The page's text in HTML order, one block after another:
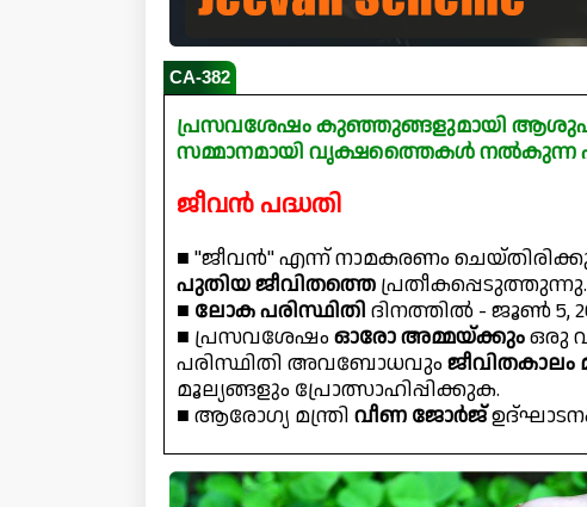
CA-382
പ്രസവശേഷം കുഞ്ഞുങ്ങളുമായി
സമ്മാനമായി വൃക്ഷത്തൈകൾ നൽകുന്ന
ജീവൻ പദ്ധതി
■ "ജീവൻ" എന്ന് നാമകരണം
പുതിയ ജീവിതത്തെ പ്രതീകപ്പെടുത്തുന്നു.
■ ലോക പരിസ്ഥിതി ദിനത്തിൽ - ജൂൺ 5,
■ പ്രസവശേഷം ഓരോ അമ്മയ്ക്കുംഒരു
പരിസ്ഥിതി അവബോധവും
മൂല്യങ്ങളും പ്രോത്സാഹിപ്പിക്കുക.
■ ആരോഗ്യ മന്ത്രി വീണ ജോർജ്